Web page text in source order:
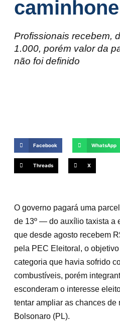
Profissionais recebem,
1.000, porém valor da
não foi definido
Facebook WhatsApp
Threads X
O governo pagará uma
de 13º — do auxílio taxista a
que desde agosto recebem
pela PEC Eleitoral, o
categoria que havia sofrido
combustíveis, porém
esconderam o interesse
tentar ampliar as chances de
Bolsonaro (PL).